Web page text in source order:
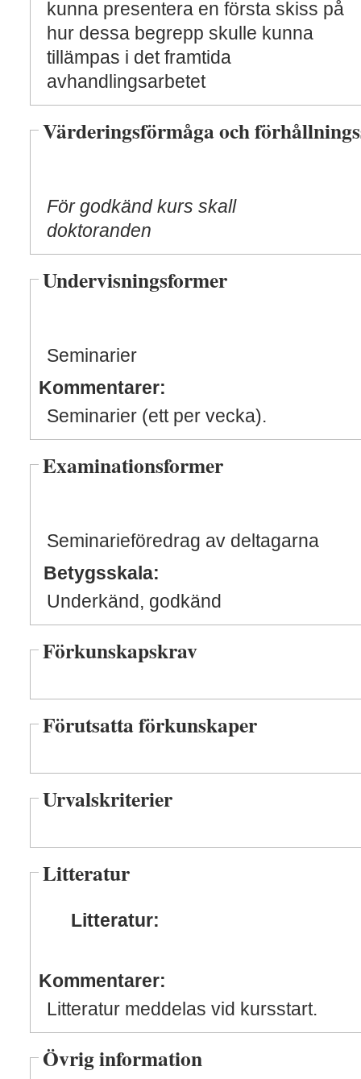
kunna presentera en första skiss på
hur dessa begrepp skulle kunna
tillämpas i det framtida
avhandlingsarbetet
Värderingsförmåga och
För godkänd kurs skall
doktoranden
Undervisningsformer
Seminarier
Kommentarer:
Seminarier (ett per vecka).
Examinationsformer
Seminarieföredrag av deltagarna
Betygsskala:
Underkänd, godkänd
Förkunskapskrav
Förutsatta förkunskaper
Urvalskriterier
Litteratur
Litteratur:
Kommentarer:
Litteratur meddelas vid kursstart.
Övrig information